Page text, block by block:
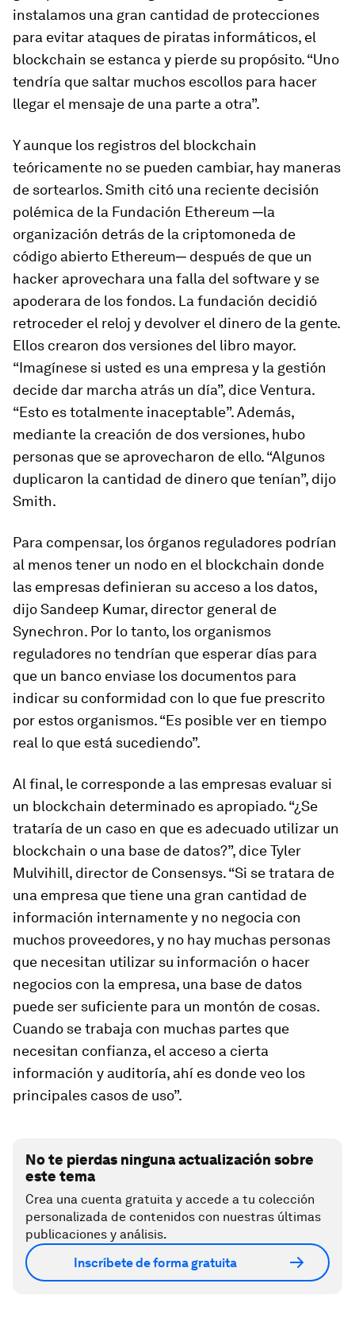
instalamos una gran cantidad de protecciones
para evitar ataques de piratas informáticos, el
blockchain se estanca y pierde su propósito. “Uno
tendría que saltar muchos escollos para hacer
llegar el mensaje de una parte a otra”.
Y aunque los registros del blockchain
teóricamente no se pueden cambiar, hay maneras
de sortearlos. Smith citó una reciente decisión
polémica de la Fundación Ethereum ─la
organización detrás de la criptomoneda de
código abierto Ethereum─ después de que un
hacker aprovechara una falla del software y se
apoderara de los fondos. La fundación decidió
retroceder el reloj y devolver el dinero de la gente.
Ellos crearon dos versiones del libro mayor.
“Imagínese si usted es una empresa y la gestión
decide dar marcha atrás un día”, dice Ventura.
“Esto es totalmente inaceptable”. Además,
mediante la creación de dos versiones, hubo
personas que se aprovecharon de ello. “Algunos
duplicaron la cantidad de dinero que tenían”, dijo
Smith.
Para compensar, los órganos reguladores podrían
al menos tener un nodo en el blockchain donde
las empresas definieran su acceso a los datos,
dijo Sandeep Kumar, director general de
Synechron. Por lo tanto, los organismos
reguladores no tendrían que esperar días para
que un banco enviase los documentos para
indicar su conformidad con lo que fue prescrito
por estos organismos. “Es posible ver en tiempo
real lo que está sucediendo”.
Al final, le corresponde a las empresas evaluar si
un blockchain determinado es apropiado. “¿Se
trataría de un caso en que es adecuado utilizar un
blockchain o una base de datos?”, dice Tyler
Mulvihill, director de Consensys. “Si se tratara de
una empresa que tiene una gran cantidad de
información internamente y no negocia con
muchos proveedores, y no hay muchas personas
que necesitan utilizar su información o hacer
negocios con la empresa, una base de datos
puede ser suficiente para un montón de cosas.
Cuando se trabaja con muchas partes que
necesitan confianza, el acceso a cierta
información y auditoría, ahí es donde veo los
principales casos de uso”.
No te pierdas ninguna actualización sobre
este tema
Crea una cuenta gratuita y accede a tu colección
personalizada de contenidos con nuestras últimas
publicaciones y análisis.
Inscríbete de forma gratuita